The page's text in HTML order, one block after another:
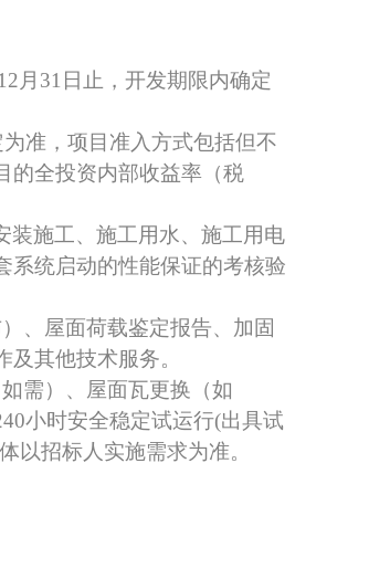
月31日止 ，开发期限内确定
准，项目准入方式包括但不
的全投资内部收益率（税
装施工、施工用水、施工用电
系统启动的性能保证的考核验
、屋面荷载鉴定报告、加固
其他技术服务。
需）、屋面瓦更换（如
小时安全稳定试运行(出具试
以招标人实施需求为准。